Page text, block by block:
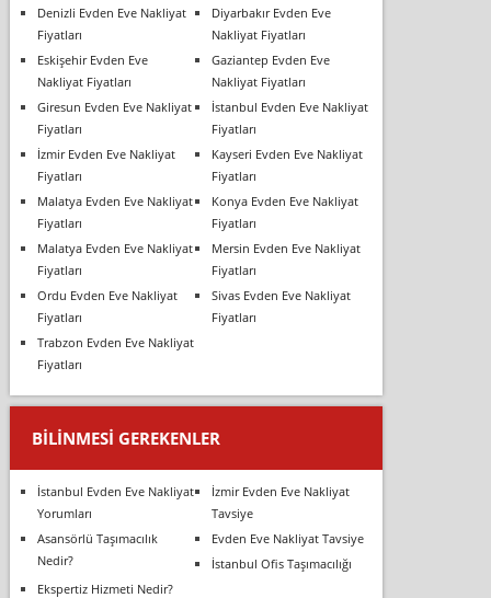
Denizli Evden Eve Nakliyat
Fiyatları
Diyarbakır Evden Eve
Nakliyat Fiyatları
Eskişehir Evden Eve
Nakliyat Fiyatları
Gaziantep Evden Eve
Nakliyat Fiyatları
Giresun Evden Eve Nakliyat
Fiyatları
İstanbul Evden Eve Nakliyat
Fiyatları
İzmir Evden Eve Nakliyat
Fiyatları
Kayseri Evden Eve Nakliyat
Fiyatları
Malatya Evden Eve Nakliyat
Fiyatları
Konya Evden Eve Nakliyat
Fiyatları
Malatya Evden Eve Nakliyat
Fiyatları
Mersin Evden Eve Nakliyat
Fiyatları
Ordu Evden Eve Nakliyat
Fiyatları
Sivas Evden Eve Nakliyat
Fiyatları
Trabzon Evden Eve Nakliyat
Fiyatları
BILINMESI GEREKENLER
İstanbul Evden Eve Nakliyat
Yorumları
İzmir Evden Eve Nakliyat
Tavsiye
Asansörlü Taşımacılık
Nedir?
Evden Eve Nakliyat Tavsiye
İstanbul Ofis Taşımacılığı
Ekspertiz Hizmeti Nedir?